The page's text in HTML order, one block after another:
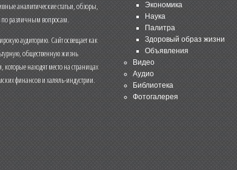
аналитические статьи, обзоры,
по различным вопросам.
аудиторию. Сайт освещает как
общественную жизнь
находят место на страницах
финансов и халяль-индустрии.
Экономика
Наука
Палитра
Здоровый образ жизни
Объявления
Видео
Аудио
Библиотека
Фотогалерея